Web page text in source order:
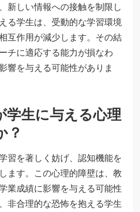
新しい情報への接触を制限し
る学生は、受動的な学習環境
互作用が減少します。その結
チに適応する能力が損なわ
響を与える可能性がありま
学生に与える心理
？
習を著しく妨げ、認知機能を
ます。この心理的障壁は、教
業成績に影響を与える可能性
非合理的な恐怖を抱える学生